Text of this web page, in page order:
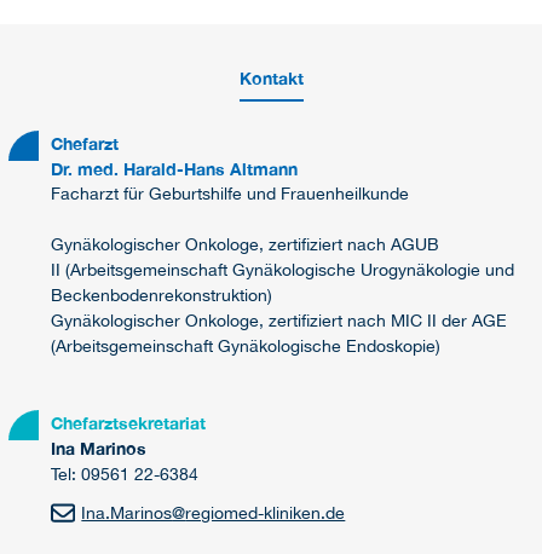
Kontakt
Chefarzt
Dr. med. Harald-Hans Altmann
Facharzt für Geburtshilfe und Frauenheilkunde
Gynäkologischer Onkologe, zertifiziert nach AGUB
II (Arbeitsgemeinschaft Gynäkologische Urogynäkologie und
Beckenbodenrekonstruktion)
Gynäkologischer Onkologe, zertifiziert nach MIC II der AGE
(Arbeitsgemeinschaft Gynäkologische Endoskopie)
Chefarztsekretariat
Ina Marinos
Tel: 09561 22-6384
Ina.Marinos@regiomed-kliniken.de